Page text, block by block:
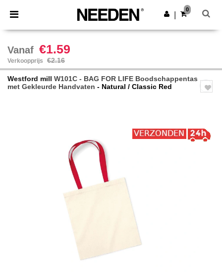
× Needen-app
Betere prijzen in de app!
Download app
0
Vanaf €1.59
Verkoopprijs €2.16
Westford mill W101C - BAG FOR LIFE Boodschappentas
met Gekleurde Handvaten - Natural / Classic Red